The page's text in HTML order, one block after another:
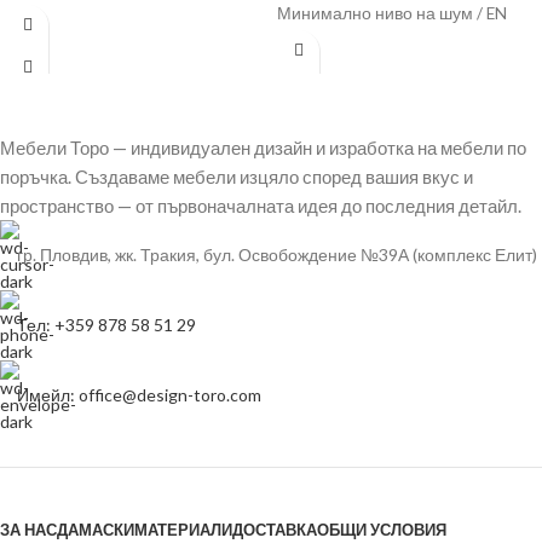
лампи push бутони 5 години
Минимално ниво на шум / EN
60704-3 / –
Мебели Торо — индивидуален дизайн и изработка на мебели по
поръчка. Създаваме мебели изцяло според вашия вкус и
пространство — от първоначалната идея до последния детайл.
гр. Пловдив, жк. Тракия, бул. Освобождение №39А (комплекс Елит)
Тел: +359 878 58 51 29
Имейл: office@design-toro.com
ЗА НАСДАМАСКИМАТЕРИАЛИДОСТАВКАОБЩИ УСЛОВИЯ